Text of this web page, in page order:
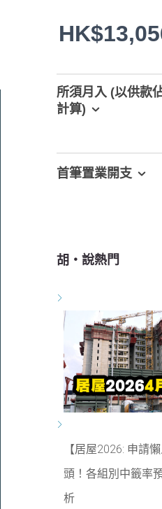
所須月入 (以供款
計算)
首筆置業開支
胡‧說熱門
【居屋2026: 申請
頭！各組別中籤率
析